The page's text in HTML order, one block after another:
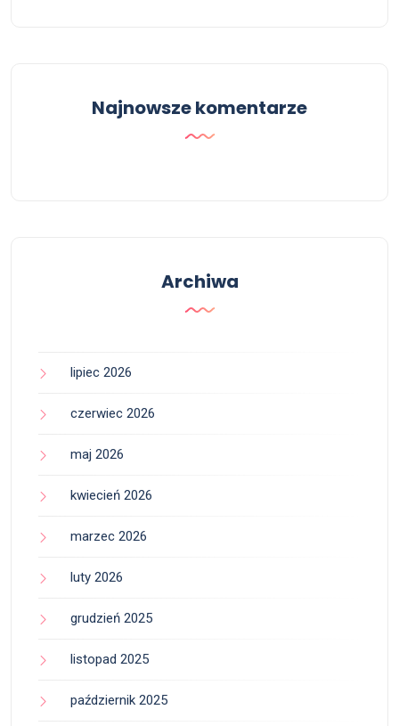
Najnowsze komentarze
Archiwa
lipiec 2026
czerwiec 2026
maj 2026
kwiecień 2026
marzec 2026
luty 2026
grudzień 2025
listopad 2025
październik 2025